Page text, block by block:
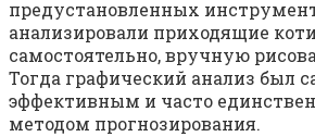
предустановленных
анализировали приходящие
самостоятельно, вручную
Тогда графический анализ был
эффективным и часто
методом прогнозирования.